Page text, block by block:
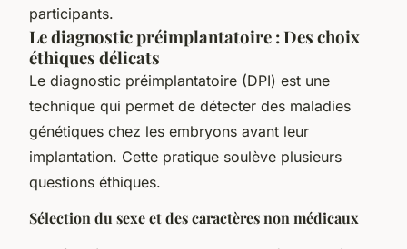
participants.
Le diagnostic préimplantatoire : Des choix
éthiques délicats
Le diagnostic préimplantatoire (DPI) est une
technique qui permet de détecter des maladies
génétiques chez les embryons avant leur
implantation. Cette pratique soulève plusieurs
questions éthiques.
Sélection du sexe et des caractères non médicaux